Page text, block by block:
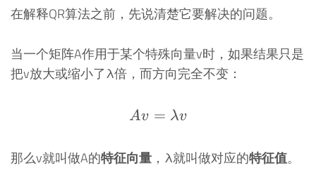
在解释QR算法之前，先说清楚它要解决的问题。
当一个矩阵A作用于某个特殊向量v时，如果结果只是
把v放大或缩小了λ倍，而方向完全不变：
Av = \lambda v
Av = λv
那么v就叫做A的特征向量 ，λ就叫做对应的特征值。